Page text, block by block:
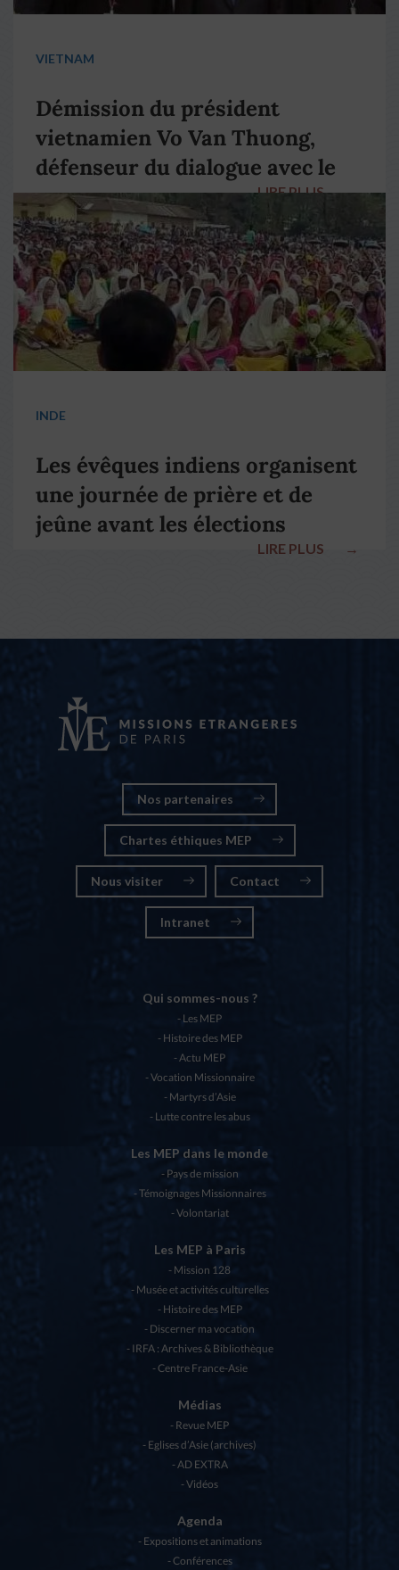
VIETNAM
Démission du président
vietnamien Vo Van Thuong,
défenseur du dialogue avec le
pape François
LIRE PLUS →
INDE
Les évêques indiens organisent
une journée de prière et de
jeûne avant les élections
LIRE PLUS →
Nos partenaires
Chartes éthiques MEP
Nous visiter Contact
Intranet
Qui sommes-nous ?
Les MEP
Histoire des MEP
Actu MEP
Vocation Missionnaire
Martyrs d’Asie
Lutte contre les abus
Les MEP dans le monde
Pays de mission
Témoignages Missionnaires
Volontariat
Les MEP à Paris
Mission 128
Musée et activités culturelles
Histoire des MEP
Discerner ma vocation
IRFA : Archives & Bibliothèque
Centre France-Asie
Médias
Revue MEP
Eglises d’Asie (archives)
AD EXTRA
Vidéos
Agenda
Expositions et animations
Conférences